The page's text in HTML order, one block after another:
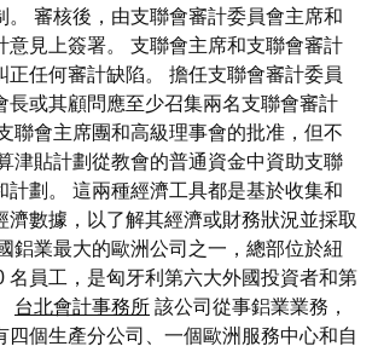
。 審核後，由支聯會審計委員會主席和
意見上簽署。 支聯會主席和支聯會審計
正任何審計缺陷。 擔任支聯會審計委員
長或其顧問應至少召集兩名支聯會審計
聯會主席團和高級理事會的批准，但不
津貼計劃從教會的普通資金中資助支聯
計劃。 這兩種經濟工具都是基於收集和
濟數據，以了解其經濟或財務狀況並採取
鋁業最大的歐洲公司之一，總部位於紐
名員工，是匈牙利第六大外國投資者和第
台北會計事務所 該公司從事鋁業業務，
四個生產分公司、一個歐洲服務中心和自